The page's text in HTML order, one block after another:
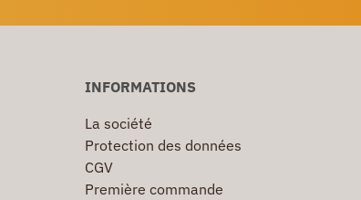
INFORMATIONS
La société
Protection des données
CGV
Première commande